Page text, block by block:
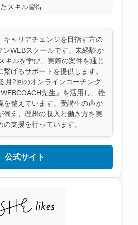
スキル習得
キャリアチェンジを目指す方の
ンWEBスクールです。未経験か
キルを学び、実際の案件を通じ
繋げるサポートを提供します。
月2回のオンラインコーチング
先生』を活用し、挫
を整えています。受講生の声か
伺え、理想の収入と働き方を実
の支援を行っています。
公式サイト